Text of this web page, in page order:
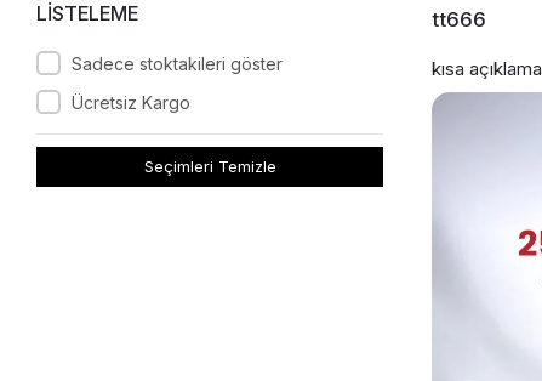
LİSTELEME
Sadece stoktakileri göster
Ücretsiz Kargo
Seçimleri Temizle
tt666
kısa açıklama